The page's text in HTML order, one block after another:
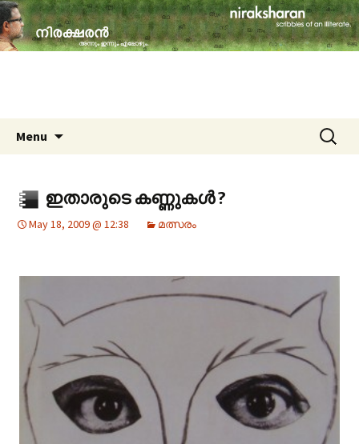
niraksharan (നിരക്ഷരൻ)
travelogues, book reviews, social issues,
cinema, memories & lot more…
Menu
Search
for:
ഇതാരുടെ കണ്ണുകള്‍ ?
May 18, 2009 @ 12:38 മത്സരം